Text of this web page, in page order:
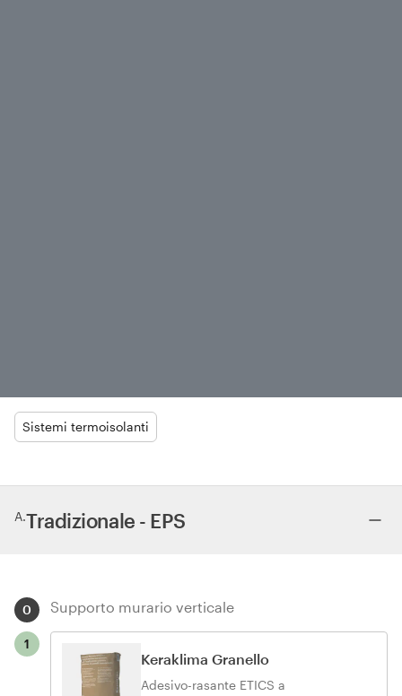
Sistemi termoisolanti
A.Tradizionale - EPS
0 Supporto murario verticale
1
Keraklima Granello
Adesivo-rasante ETICS a